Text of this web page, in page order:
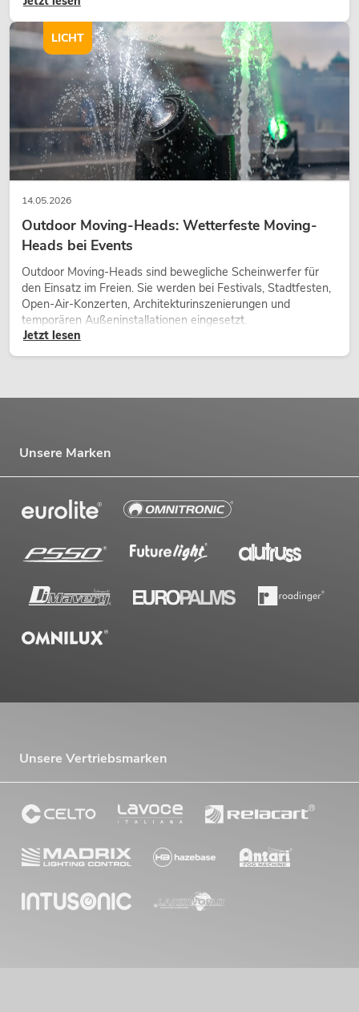
wirken lassen.
14.05.2026
Outdoor Moving-Heads: Wetterfeste Moving-
Heads bei Events
Outdoor Moving-Heads sind bewegliche Scheinwerfer für
den Einsatz im Freien. Sie werden bei Festivals, Stadtfesten,
Open-Air-Konzerten, Architekturinszenierungen und
temporären Außeninstallationen eingesetzt.
Jetzt lesen
LICHT
Unsere Marken
Unsere Vertriebsmarken